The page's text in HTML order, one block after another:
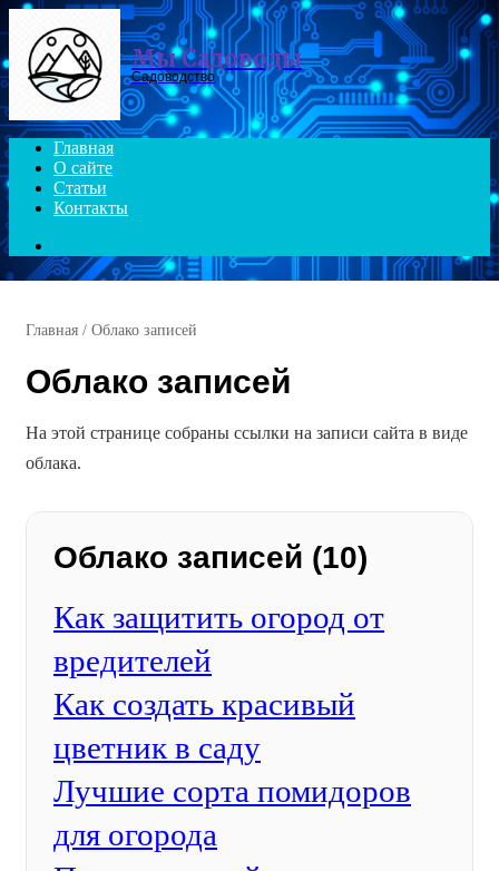
Мы Садоводы
Садоводство
Главная
О сайте
Статьи
Контакты
for
Главная / Облако записей
Облако записей
На этой странице собраны ссылки на записи сайта в виде
облака.
Облако записей (10)
Как защитить огород от
вредителей
Как создать красивый
цветник в саду
Лучшие сорта помидоров
для огорода